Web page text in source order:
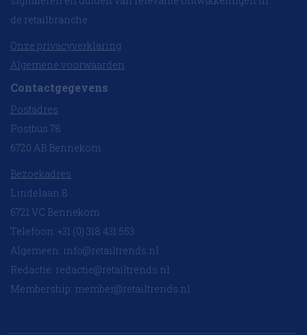
de retailbranche.
Onze privacyverklaring
Algemene voorwaarden
Contactgegevens
Postadres
Postbus 78
6720 AB Bennekom
Bezoekadres
Lindelaan 8
6721 VC Bennekom
Telefoon: +31 (0) 318 431 553
Algemeen: info@retailtrends.nl
Redactie: redactie@retailtrends.nl
Membership: member@retailtrends.nl